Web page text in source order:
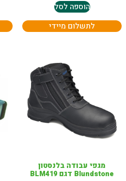
הוספה לסל
לתשלום מיידי
מגפי עבודה בלנסטון
Blundstone דגם BLM419